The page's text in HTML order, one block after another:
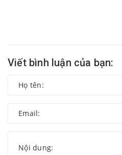
Viết bình luận của bạn: